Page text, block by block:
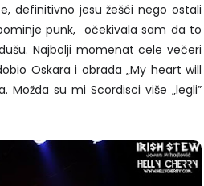
definitivno jesu žešći nego ostali
punk, očekivala sam da to
Najbolji momenat cele večeri
Oskara i obrada „My heart will
Možda su mi Scordisci više „legli”